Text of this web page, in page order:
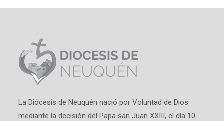
La Diócesis de Neuquén nació por Voluntad de Dios
mediante la decisión del Papa san Juan XXIII, el día 10